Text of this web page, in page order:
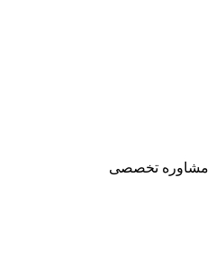
مشاوره تخصصی